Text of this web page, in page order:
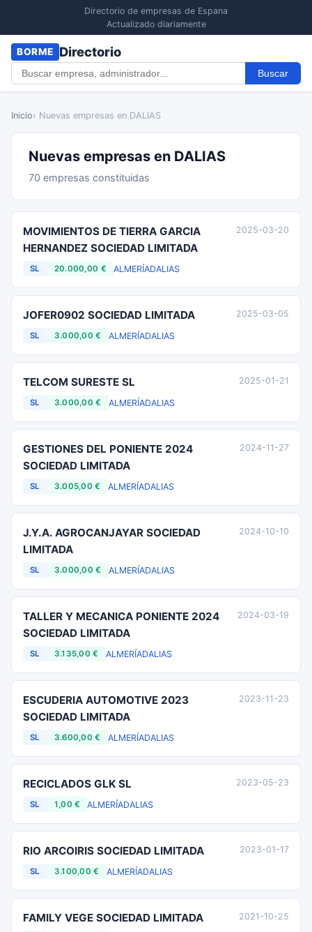
Directorio de empresas de Espana
Actualizado diariamente
BORME Directorio
Buscar
Inicio› Nuevas empresas en DALIAS
Nuevas empresas en DALIAS
70 empresas constituidas
MOVIMIENTOS DE TIERRA GARCIA
HERNANDEZ SOCIEDAD LIMITADA
SL 20.000,00 € ALMERÍADALIAS
2025-03-20
JOFER0902 SOCIEDAD LIMITADA
SL 3.000,00 € ALMERÍADALIAS
2025-03-05
TELCOM SURESTE SL
SL 3.000,00 € ALMERÍADALIAS
2025-01-21
GESTIONES DEL PONIENTE 2024
SOCIEDAD LIMITADA
SL 3.005,00 € ALMERÍADALIAS
2024-11-27
J.Y.A. AGROCANJAYAR SOCIEDAD
LIMITADA
SL 3.000,00 € ALMERÍADALIAS
2024-10-10
TALLER Y MECANICA PONIENTE 2024
SOCIEDAD LIMITADA
SL 3.135,00 € ALMERÍADALIAS
2024-03-19
ESCUDERIA AUTOMOTIVE 2023
SOCIEDAD LIMITADA
SL 3.600,00 € ALMERÍADALIAS
2023-11-23
RECICLADOS GLK SL
SL 1,00 € ALMERÍADALIAS
2023-05-23
RIO ARCOIRIS SOCIEDAD LIMITADA
SL 3.100,00 € ALMERÍADALIAS
2023-01-17
FAMILY VEGE SOCIEDAD LIMITADA 2021-10-25